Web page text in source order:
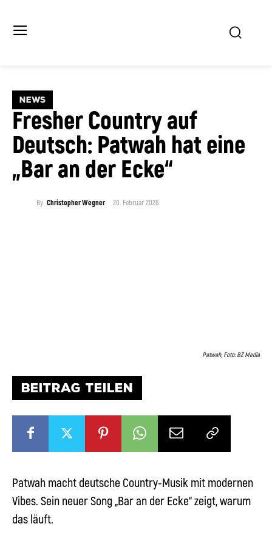
NEWS
Fresher Country auf
Deutsch: Patwah hat eine
„Bar an der Ecke“
By Christopher Wegner 20. Februar 2026
Patwah, Foto: BZ Media
BEITRAG TEILEN
Patwah macht deutsche Country-Musik mit modernen
Vibes. Sein neuer Song „Bar an der Ecke“ zeigt, warum
das läuft.